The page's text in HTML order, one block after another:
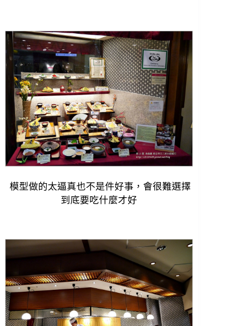
模型做的太逼真也不是件好事，會很難選擇
到底要吃什麼才好